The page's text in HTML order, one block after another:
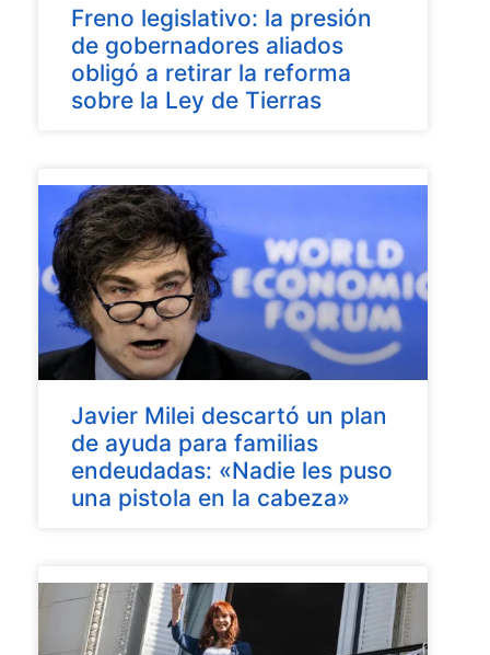
Freno legislativo: la presión
de gobernadores aliados
obligó a retirar la reforma
sobre la Ley de Tierras
Javier Milei descartó un plan
de ayuda para familias
endeudadas: «Nadie les puso
una pistola en la cabeza»